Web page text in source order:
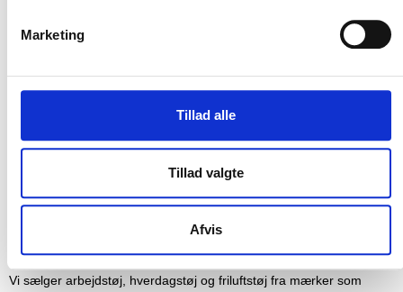
Marketing
Tillad alle
Tillad valgte
Afvis
TILMELD
Vi sælger arbejdstøj, hverdagstøj og friluftstøj fra mærker som